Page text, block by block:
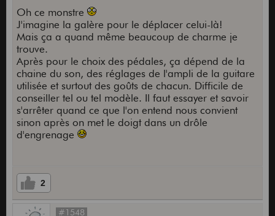
Marshall car j'ai un JCM800 (combo 2x12) que
j'aime beaucoup.
En faisant des tests, j'ai remarqué qu'en branchant
le JC
M sur les HP du Hiwatt, le son est
vraiment différent. Le changement de HP a
beaucoup plus d'impact sur le son que de passer
d'une OD à une autre en fait.
Je vais essayer de tester différentes Fuzz, comme
beaucoup le préconise ici
Oh ce monstre
J'imagine la galère pour le déplacer celui-là!
Mais ça a quand même beaucoup de charme je
trouve.
Après pour le choix des pédales, ça dépend de la
chaine du son, des réglages de l'ampli de la guitare
utilisée et surtout des goûts de chacun. Difficile de
conseiller tel ou tel modèle. Il faut essayer et savoir
s'arrêter quand ce que l'on entend nous convient
sinon après on met le doigt dans un drôle
d'engrenage
2
#1548